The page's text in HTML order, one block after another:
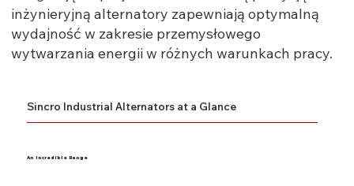
inżynieryjną alternatory zapewniają optymalną
wydajność w zakresie przemysłowego
wytwarzania energii w różnych warunkach pracy.
Sincro Industrial Alternators at a Glance
An Incredible Range